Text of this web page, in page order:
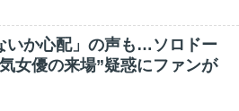
いか心配」の声も…ソロドー
女優の来場”疑惑にファンが